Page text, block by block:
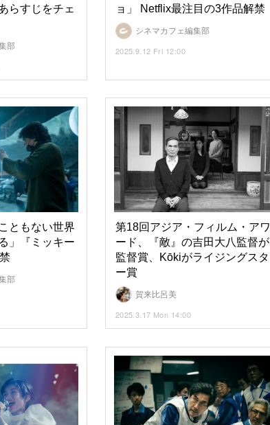
部
らすじをチェ
シネマカフェ編集部
ョ」 Netflix最注目の3作品解禁
2025.9.12 Fri 12:00
部
ともない世界
」『ミッキー
賀来比呂美
第18回アジア・フィルム・アワ
ード、『敵』の吉田大八監督が
監督賞、Kōkiがライジングスタ
ー賞
2025.3.17 Mon 14:00